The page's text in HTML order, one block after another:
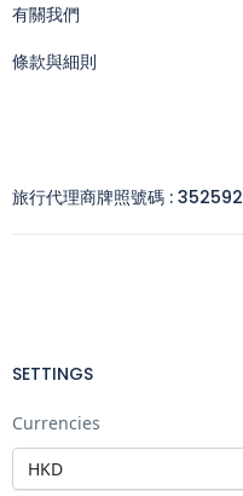
有關我們
條款與細則
旅行代理商牌照號碼 : 352592
SETTINGS
Currencies